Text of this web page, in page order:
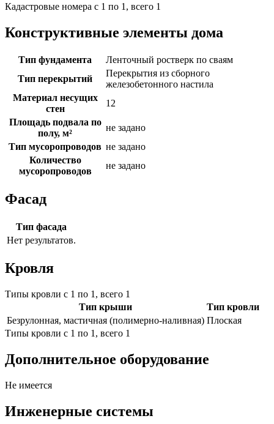
Кадастровые номера с 1 по 1, всего 1
Конструктивные элементы дома
Тип фундамента
Ленточный ростверк по сваям
Тип перекрытий
Перекрытия из сборного
железобетонного настила
Материал несущих
стен
12
Площадь подвала по
полу, м²
не задано
Тип мусоропроводов не задано
Количество
мусоропроводов
не задано
Фасад
Тип фасада
Нет результатов.
Кровля
Типы кровли с 1 по 1, всего 1
Тип крыши
Тип кровли
Безрулонная, мастичная (полимерно-наливная) Плоская
Типы кровли с 1 по 1, всего 1
Дополнительное оборудование
Не имеется
Инженерные системы